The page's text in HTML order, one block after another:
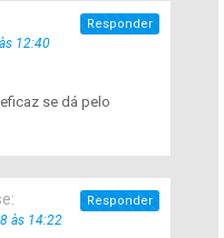
12:40
se dá pelo
Responder
às 14:22
Responder